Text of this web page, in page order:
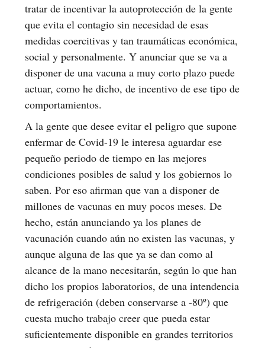
tratar de incentivar la autoprotección de la gente
que evita el contagio sin necesidad de esas
medidas coercitivas y tan traumáticas económica,
social y personalmente. Y anunciar que se va a
disponer de una vacuna a muy corto plazo puede
actuar, como he dicho, de incentivo de ese tipo de
comportamientos.
A la gente que desee evitar el peligro que supone
enfermar de Covid-19 le interesa aguardar ese
pequeño periodo de tiempo en las mejores
condiciones posibles de salud y los gobiernos lo
saben. Por eso afirman que van a disponer de
millones de vacunas en muy pocos meses. De
hecho, están anunciando ya los planes de
vacunación cuando aún no existen las vacunas, y
aunque alguna de las que ya se dan como al
alcance de la mano necesitarán, según lo que han
dicho los propios laboratorios, de una intendencia
de refrigeración (deben conservarse a -80º) que
cuesta mucho trabajo creer que pueda estar
suficientemente disponible en grandes territorios